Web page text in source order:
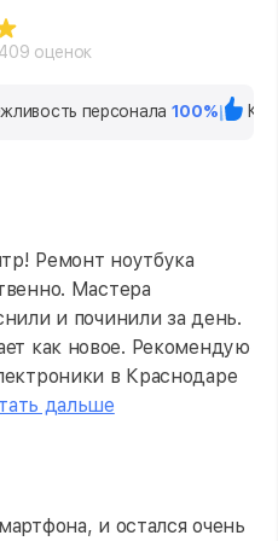
409 оценок
персонала 100%
Ремонт ноутбука
Мастера
и починили за день.
как новое. Рекомендую
в Краснодаре
дальше
и остался очень